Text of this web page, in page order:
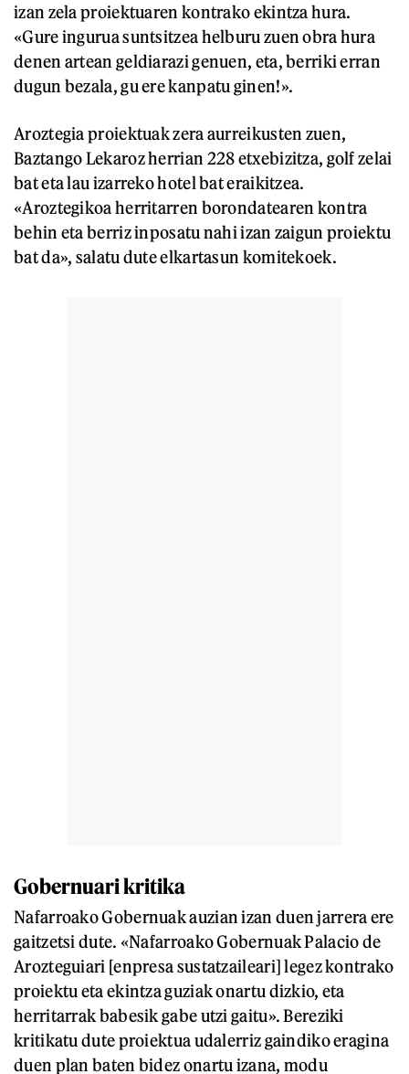
izan zela proiektuaren kontrako ekintza hura.
«Gure ingurua suntsitzea helburu zuen obra hura
denen artean geldiarazi genuen, eta, berriki erran
dugun bezala, gu ere kanpatu ginen!».
Aroztegia proiektuak zera aurreikusten zuen,
Baztango Lekaroz herrian 228 etxebizitza, golf zelai
bat eta lau izarreko hotel bat eraikitzea.
«Aroztegikoa herritarren borondatearen kontra
behin eta berriz inposatu nahi izan zaigun proiektu
bat da», salatu dute elkartasun komitekoek.
Gobernuari kritika
Nafarroako Gobernuak auzian izan duen jarrera ere
gaitzetsi dute. «Nafarroako Gobernuak Palacio de
Arozteguiari [enpresa sustatzaileari] legez kontrako
proiektu eta ekintza guziak onartu dizkio, eta
herritarrak babesik gabe utzi gaitu». Bereziki
kritikatu dute proiektua udalerriz gaindiko eragina
duen plan baten bidez onartu izana, modu